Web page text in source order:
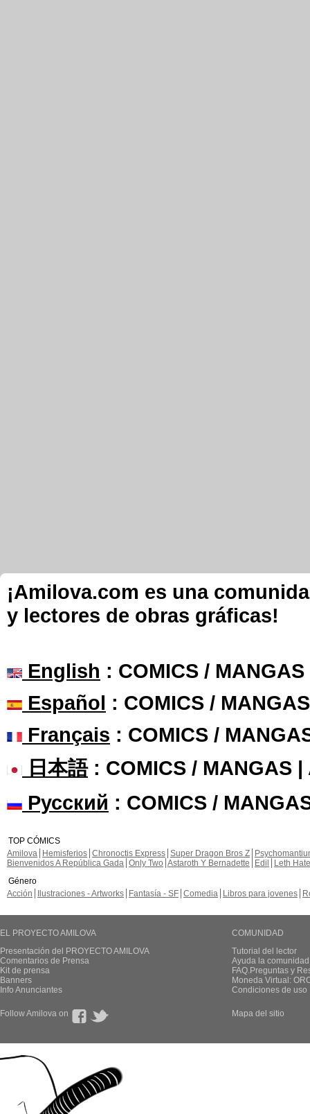
¡Amilova.com es una
y lectores de obras gráficas!
English : COMICS /
Español : COMICS /
Français : COMICS /
日本語: COMICS / MANGAS |
Русский : COMICS /
TOP CÓMICS
Amilova
Hemisferios Chronoctis Express Super Dragon Bros Z
Bienvenidos A República Gada Only Two Astaroth Y Bernadette Edil
Leth Hate
Género
Acción
Ilustraciones - Artworks Fantasía - SF Comedia Libros para jovenes
EL PROYECTO AMILOVA
Presentación del PROYECTO AMILOVA
Comentarios de Prensa
Kit de prensa
Banners
Info Anunciantes
COMUNIDAD
Tutorial del lector
Ayuda la
FAQ.Preguntas y
Moneda Virtual:
Condiciones de uso
Follow Amilova on Mapa del sitio